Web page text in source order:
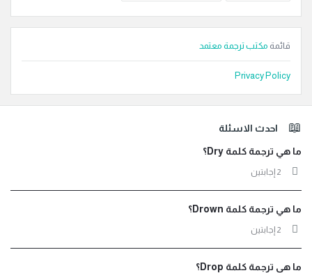
قائمة مكتب ترجمة معتمد
Privacy Policy
الفوتراحدث الاسئلة
ما هي ترجمة كلمة Dry؟
‫2 إجابتين
ما هي ترجمة كلمة Drown؟
‫2 إجابتين
ما هي ترجمة كلمة Drop؟